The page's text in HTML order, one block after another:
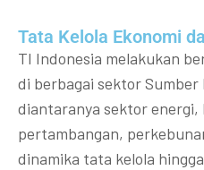
Tata Kelola Ekonomi
TI Indonesia melakukan
di berbagai sektor Sumber
diantaranya sektor
pertambangan,
dinamika tata kelola